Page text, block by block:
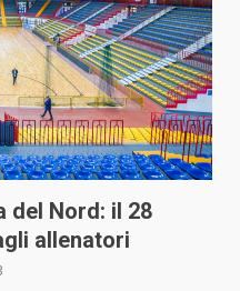
del Nord: il 28
allenatori